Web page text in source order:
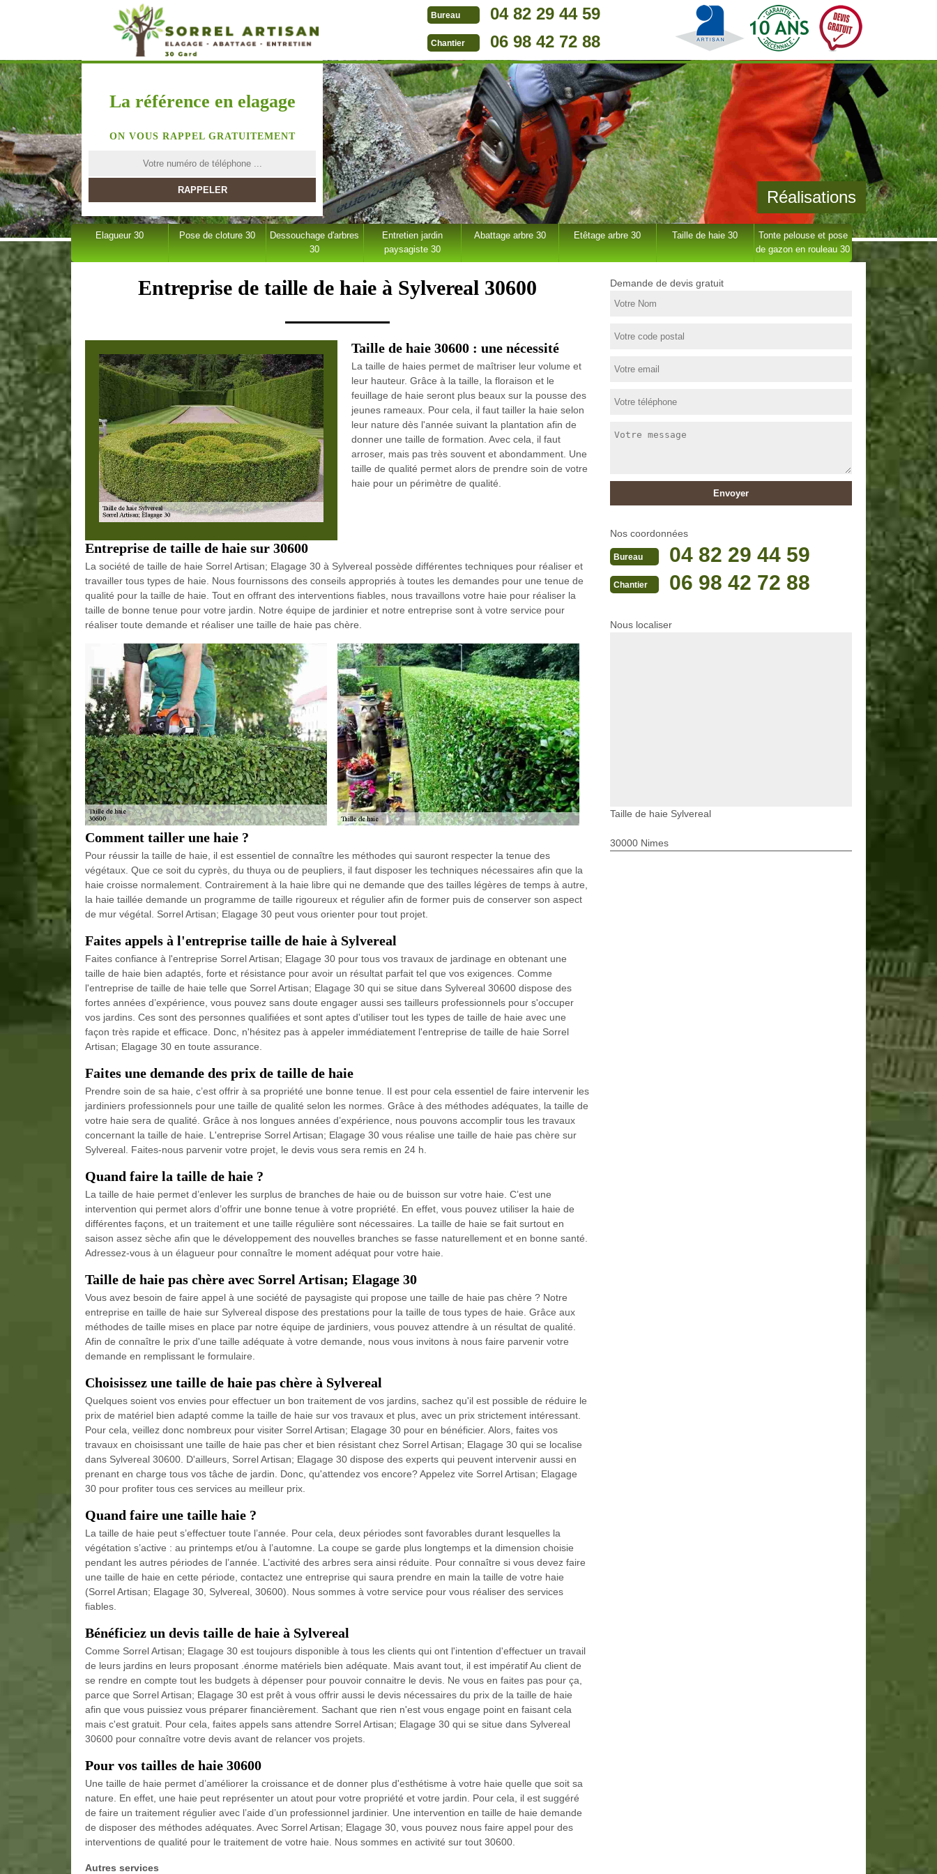
Bureau 04 82 29 44 59
Chantier 06 98 42 72 88
La référence en elagage
ON VOUS RAPPEL GRATUITEMENT
Réalisations
Elagueur 30 Pose de cloture 30
Dessouchage d'arbres
30
Entretien jardin
paysagiste 30
Abattage arbre 30 Etêtage arbre 30 Taille de haie 30
Tonte pelouse et pose
de gazon en rouleau 30
Entreprise de taille de haie à Sylvereal 30600
Taille de haie 30600 : une nécessité
La taille de haies permet de maîtriser leur volume et
leur hauteur. Grâce à la taille, la floraison et le
feuillage de haie seront plus beaux sur la pousse des
jeunes rameaux. Pour cela, il faut tailler la haie selon
leur nature dès l'année suivant la plantation afin de
donner une taille de formation. Avec cela, il faut
arroser, mais pas très souvent et abondamment. Une
taille de qualité permet alors de prendre soin de votre
haie pour un périmètre de qualité.
Entreprise de taille de haie sur 30600
La société de taille de haie Sorrel Artisan; Elagage 30 à Sylvereal possède différentes techniques pour réaliser et
travailler tous types de haie. Nous fournissons des conseils appropriés à toutes les demandes pour une tenue de
qualité pour la taille de haie. Tout en offrant des interventions fiables, nous travaillons votre haie pour réaliser la
taille de bonne tenue pour votre jardin. Notre équipe de jardinier et notre entreprise sont à votre service pour
réaliser toute demande et réaliser une taille de haie pas chère.
Comment tailler une haie ?
Pour réussir la taille de haie, il est essentiel de connaître les méthodes qui sauront respecter la tenue des
végétaux. Que ce soit du cyprès, du thuya ou de peupliers, il faut disposer les techniques nécessaires afin que la
haie croisse normalement. Contrairement à la haie libre qui ne demande que des tailles légères de temps à autre,
la haie taillée demande un programme de taille rigoureux et régulier afin de former puis de conserver son aspect
de mur végétal. Sorrel Artisan; Elagage 30 peut vous orienter pour tout projet.
Faites appels à l'entreprise taille de haie à Sylvereal
Faites confiance à l'entreprise Sorrel Artisan; Elagage 30 pour tous vos travaux de jardinage en obtenant une
taille de haie bien adaptés, forte et résistance pour avoir un résultat parfait tel que vos exigences. Comme
l'entreprise de taille de haie telle que Sorrel Artisan; Elagage 30 qui se situe dans Sylvereal 30600 dispose des
fortes années d’expérience, vous pouvez sans doute engager aussi ses tailleurs professionnels pour s'occuper
vos jardins. Ces sont des personnes qualifiées et sont aptes d'utiliser tout les types de taille de haie avec une
façon très rapide et efficace. Donc, n'hésitez pas à appeler immédiatement l'entreprise de taille de haie Sorrel
Artisan; Elagage 30 en toute assurance.
Faites une demande des prix de taille de haie
Prendre soin de sa haie, c’est offrir à sa propriété une bonne tenue. Il est pour cela essentiel de faire intervenir les
jardiniers professionnels pour une taille de qualité selon les normes. Grâce à des méthodes adéquates, la taille de
votre haie sera de qualité. Grâce à nos longues années d’expérience, nous pouvons accomplir tous les travaux
concernant la taille de haie. L'entreprise Sorrel Artisan; Elagage 30 vous réalise une taille de haie pas chère sur
Sylvereal. Faites-nous parvenir votre projet, le devis vous sera remis en 24 h.
Quand faire la taille de haie ?
La taille de haie permet d’enlever les surplus de branches de haie ou de buisson sur votre haie. C’est une
intervention qui permet alors d’offrir une bonne tenue à votre propriété. En effet, vous pouvez utiliser la haie de
différentes façons, et un traitement et une taille régulière sont nécessaires. La taille de haie se fait surtout en
saison assez sèche afin que le développement des nouvelles branches se fasse naturellement et en bonne santé.
Adressez-vous à un élagueur pour connaître le moment adéquat pour votre haie.
Taille de haie pas chère avec Sorrel Artisan; Elagage 30
Vous avez besoin de faire appel à une société de paysagiste qui propose une taille de haie pas chère ? Notre
entreprise en taille de haie sur Sylvereal dispose des prestations pour la taille de tous types de haie. Grâce aux
méthodes de taille mises en place par notre équipe de jardiniers, vous pouvez attendre à un résultat de qualité.
Afin de connaître le prix d'une taille adéquate à votre demande, nous vous invitons à nous faire parvenir votre
demande en remplissant le formulaire.
Choisissez une taille de haie pas chère à Sylvereal
Quelques soient vos envies pour effectuer un bon traitement de vos jardins, sachez qu'il est possible de réduire le
prix de matériel bien adapté comme la taille de haie sur vos travaux et plus, avec un prix strictement intéressant.
Pour cela, veillez donc nombreux pour visiter Sorrel Artisan; Elagage 30 pour en bénéficier. Alors, faites vos
travaux en choisissant une taille de haie pas cher et bien résistant chez Sorrel Artisan; Elagage 30 qui se localise
dans Sylvereal 30600. D'ailleurs, Sorrel Artisan; Elagage 30 dispose des experts qui peuvent intervenir aussi en
prenant en charge tous vos tâche de jardin. Donc, qu'attendez vos encore? Appelez vite Sorrel Artisan; Elagage
30 pour profiter tous ces services au meilleur prix.
Quand faire une taille haie ?
La taille de haie peut s’effectuer toute l’année. Pour cela, deux périodes sont favorables durant lesquelles la
végétation s’active : au printemps et/ou à l’automne. La coupe se garde plus longtemps et la dimension choisie
pendant les autres périodes de l’année. L’activité des arbres sera ainsi réduite. Pour connaître si vous devez faire
une taille de haie en cette période, contactez une entreprise qui saura prendre en main la taille de votre haie
(Sorrel Artisan; Elagage 30, Sylvereal, 30600). Nous sommes à votre service pour vous réaliser des services
fiables.
Bénéficiez un devis taille de haie à Sylvereal
Comme Sorrel Artisan; Elagage 30 est toujours disponible à tous les clients qui ont l'intention d'effectuer un travail
de leurs jardins en leurs proposant .énorme matériels bien adéquate. Mais avant tout, il est impératif Au client de
se rendre en compte tout les budgets à dépenser pour pouvoir connaitre le devis. Ne vous en faites pas pour ça,
parce que Sorrel Artisan; Elagage 30 est prêt à vous offrir aussi le devis nécessaires du prix de la taille de haie
afin que vous puissiez vous préparer financièrement. Sachant que rien n'est vous engage point en faisant cela
mais c'est gratuit. Pour cela, faites appels sans attendre Sorrel Artisan; Elagage 30 qui se situe dans Sylvereal
30600 pour connaître votre devis avant de relancer vos projets.
Pour vos tailles de haie 30600
Une taille de haie permet d’améliorer la croissance et de donner plus d'esthétisme à votre haie quelle que soit sa
nature. En effet, une haie peut représenter un atout pour votre propriété et votre jardin. Pour cela, il est suggéré
de faire un traitement régulier avec l’aide d’un professionnel jardinier. Une intervention en taille de haie demande
de disposer des méthodes adéquates. Avec Sorrel Artisan; Elagage 30, vous pouvez nous faire appel pour des
interventions de qualité pour le traitement de votre haie. Nous sommes en activité sur tout 30600.
Demande de devis gratuit
Nos coordonnées
Bureau 04 82 29 44 59
Chantier 06 98 42 72 88
Nous localiser
Taille de haie Sylvereal
30000 Nimes
Autres services